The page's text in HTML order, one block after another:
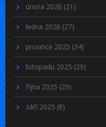
února 2026 (21)
ledna 2026 (27)
prosince 2025 (34)
listopadu 2025 (29)
října 2025 (29)
září 2025 (8)